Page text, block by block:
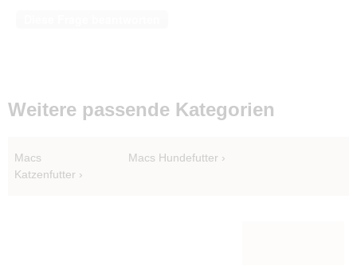
Weitere passende Kategorien
Macs
Katzenfutter
Macs Hundefutter